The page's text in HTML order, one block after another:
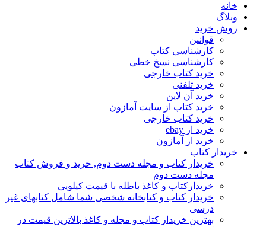
خانه
وبلاگ
روش خرید
قوانین
کارشناسی کتاب
کارشناسی نسخ خطی
خرید کتاب خارجی
خرید تلفنی
خرید آن لاین
خرید کتاب از سایت آمازون
خرید کتاب خارجی
خرید از ebay
خرید از آمازون
خریدار کتاب
خریدار کتاب و مجله دست دوم, خرید و فروش کتاب
مجله دست دوم
خریدارکتاب و کاغذ باطله با قیمت کیلویی
خریدار کتاب و کتابخانه شخصی شما شامل کتابهای غیر
درسی
بهترین خریدار کتاب و مجله و کاغذ بالاترین قیمت در